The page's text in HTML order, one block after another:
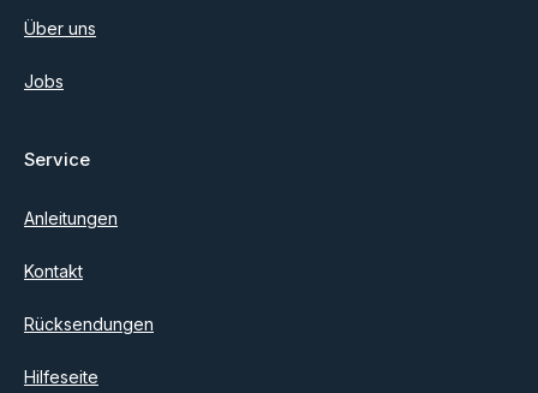
Über uns
Jobs
Service
Anleitungen
Kontakt
Rücksendungen
Hilfeseite